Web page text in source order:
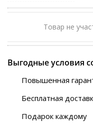
Товар не
Выгодные условия
Повышенная
Бесплатная
Автобусы (по
Подарок каждому